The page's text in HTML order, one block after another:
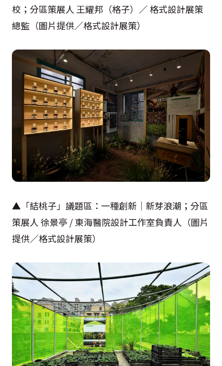
校；分區策展人 王耀邦（格子）／ 格式設計展策
總監（圖片提供／格式設計展策）
▲「結桃子」議題區：一種創新｜新芽浪潮；分區
策展人 徐景亭 / 東海醫院設計工作室負責人（圖片
提供／格式設計展策）